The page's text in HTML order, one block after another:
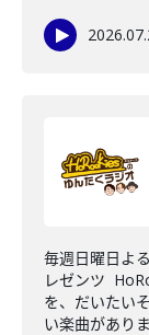
毎週日曜日よ
レゼンツ
を、だいたい
い楽曲があり